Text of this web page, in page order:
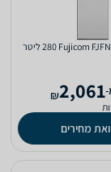
2,061
₪
מחירים